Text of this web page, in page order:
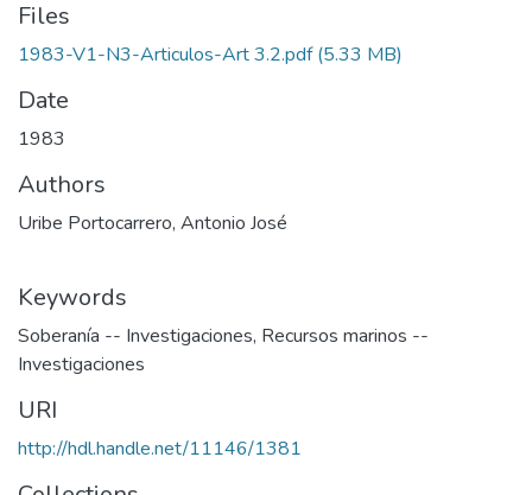
Files
1983-V1-N3-Articulos-Art 3.2.pdf(5.33 MB)
Date
1983
Authors
Uribe Portocarrero, Antonio José
Keywords
Soberanía -- Investigaciones, Recursos marinos --
Investigaciones
URI
http://hdl.handle.net/11146/1381